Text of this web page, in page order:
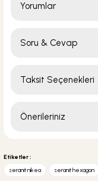
Sepete Ekle
Yorumlar
Soru & Cevap
Taksit Seçenekleri
Önerileriniz
yetersiz gördüğünüz
Görüş ve önerileriniz
Etiketler :
seranit nikea
seranit hexagon